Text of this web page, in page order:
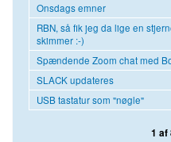
Onsdags emner
RBN, så fik jeg da lige en
skimmer :-)
Spændende Zoom chat med
SLACK updateres
USB tastatur som "nøgle"
1 af